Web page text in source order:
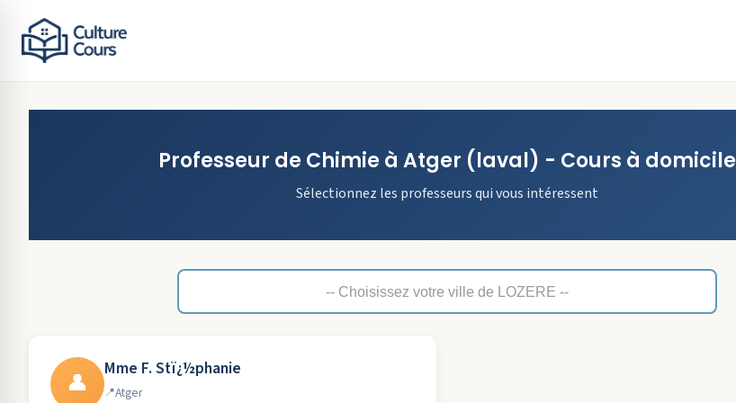
Professeur de Chimie à Atger (laval) - Cours à domicile
Sélectionnez les professeurs qui vous intéressent
👤 Mme F. Stï¿½phanie
Atger